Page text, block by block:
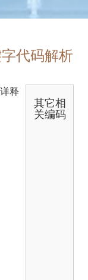
代码解析
释
其它相
关编码